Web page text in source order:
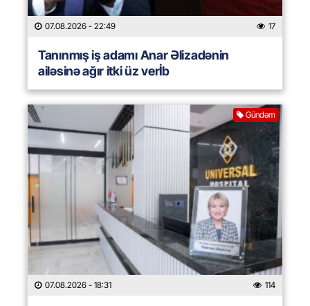
07.08.2026 - 22:49 17
Tanınmış iş adamı Anar Əlizadənin
ailəsinə ağır itki üz verİb
Gündəm
07.08.2026 - 18:31 114